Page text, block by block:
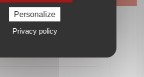
Emissions
Personalize
Privacy policy